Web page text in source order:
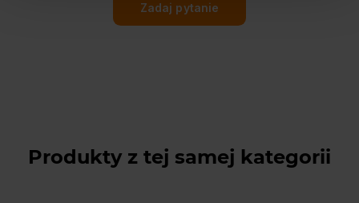
Zadaj pytanie
Produkty z tej samej kategorii